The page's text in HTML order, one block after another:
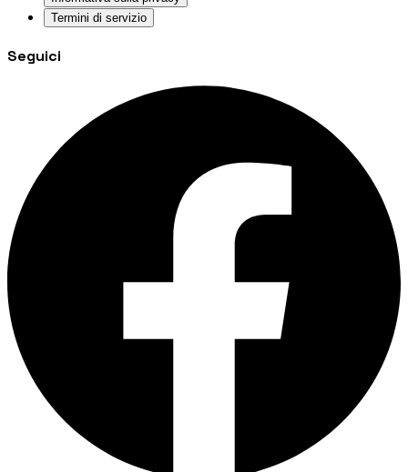
Termini di servizio
Seguici